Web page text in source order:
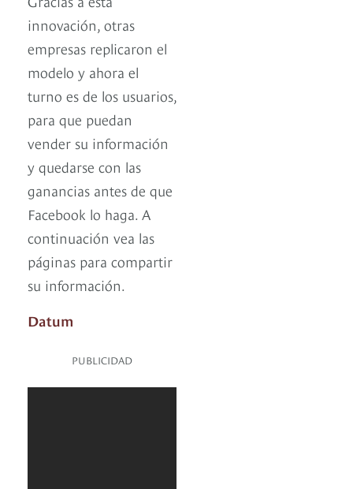
innovación, otras
empresas replicaron el
modelo y ahora el
turno es de los usuarios,
para que puedan
vender su información
y quedarse con las
ganancias antes de que
Facebook lo haga. A
continuación vea las
páginas para compartir
su información.
Datum
PUBLICIDAD